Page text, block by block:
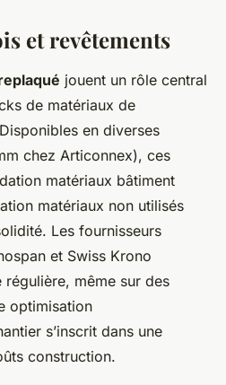
et revêtements
jouent un rôle central
de matériaux de
en diverses
chez Articonnex), ces
matériaux bâtiment
matériaux non utilisés
Les fournisseurs
et Swiss Krono
même sur des
optimisation
s’inscrit dans une
construction.